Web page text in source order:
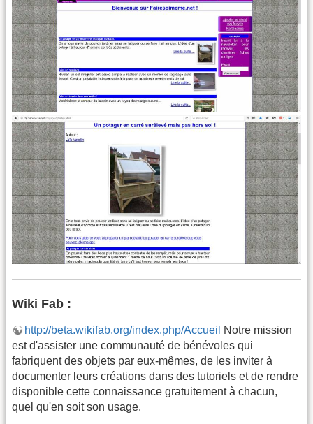
Wiki Fab :
http://beta.wikifab.org/index.php/Accueil
Notre mission
est d'assister une communauté de bénévoles qui
fabriquent des objets par eux-mêmes, de les inviter à
documenter leurs créations dans des tutoriels et de rendre
disponible cette connaissance gratuitement à chacun,
quel qu'en soit son usage.